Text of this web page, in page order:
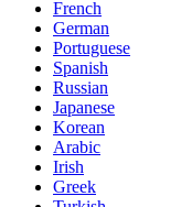
French
German
Portuguese
Spanish
Russian
Japanese
Korean
Arabic
Irish
Greek